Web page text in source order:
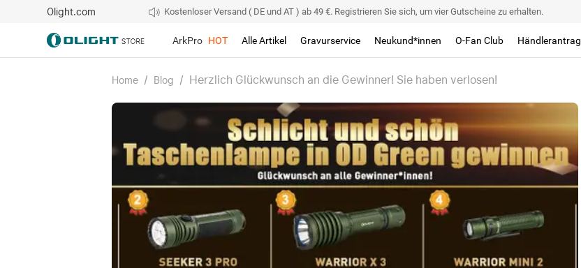
Olight.com Kostenloser Versand ( DE und AT ) ab 49 €. Registrieren Sie sich, um vier Gutscheine zu erhalten.
ArkPro HOT Alle Artikel Gravurservice Neukund*innen O-Fan Club Händlerantrag
Home / Blog / Herzlich Glückwunsch an die Gewinner! Sie haben verlosen!